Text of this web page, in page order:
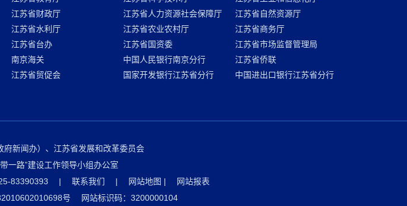
江苏省财政厅 江苏省人力资源社会保障厅
江苏省自然资源厅
江苏省水利厅 江苏省农业农村厅
江苏省商务厅
江苏省台办 江苏省国资委
江苏省市场监督管理局
南京海关 中国人民银行南京分行
江苏省侨联
江苏省贸促会 国家开发银行江苏省分行
中国进出口银行江苏省分行
府新闻办）、江苏省发展和改革委员会
一路”建设工作领导小组办公室
83390393 | 联系我们 | 网站地图 |
网站报表
号 网站标识码：3200000104